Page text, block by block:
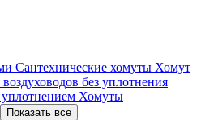
Сантехнические хомуты Хомут
без уплотнения
Хомуты
Показать все